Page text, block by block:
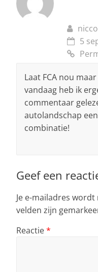
5
Laat FCA nou
vandaag heb ik
commentaar
autolandschap
combinatie!
Geef een
Je e-mailadres
velden zijn
Reactie*